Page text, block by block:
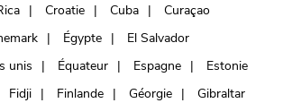
Croatie Cuba
Curaçao
Égypte
El Salvador
unis
Équateur Espagne
Estonie
Fidji Finlande Géorgie
Gibraltar